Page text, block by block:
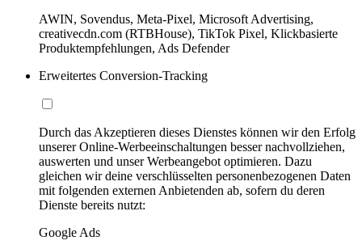
AWIN, Sovendus, Meta-Pixel, Microsoft Advertising,
creativecdn.com (RTBHouse), TikTok Pixel, Klickbasierte
Produktempfehlungen, Ads Defender
Erweitertes Conversion-Tracking
Durch das Akzeptieren dieses Dienstes können wir den Erfolg
unserer Online-Werbeeinschaltungen besser nachvollziehen,
auswerten und unser Werbeangebot optimieren. Dazu
gleichen wir deine verschlüsselten personenbezogenen Daten
mit folgenden externen Anbietenden ab, sofern du deren
Dienste bereits nutzt:
Google Ads